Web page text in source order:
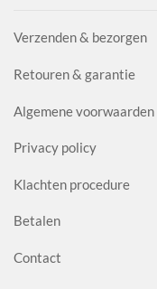
Verzenden & bezorgen
Retouren & garantie
Algemene voorwaarden
Privacy policy
Klachten procedure
Betalen
Contact